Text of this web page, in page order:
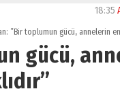
Atatürk
”Bir toplumun gücü, annelerin
gücü,